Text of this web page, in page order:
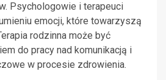
Psychologowie i terapeuci
emocji, które towarzyszą
rodzinna może być
do pracy nad komunikacją i
w procesie zdrowienia.